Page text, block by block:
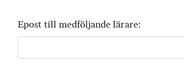
Epost till medföljande lärare: